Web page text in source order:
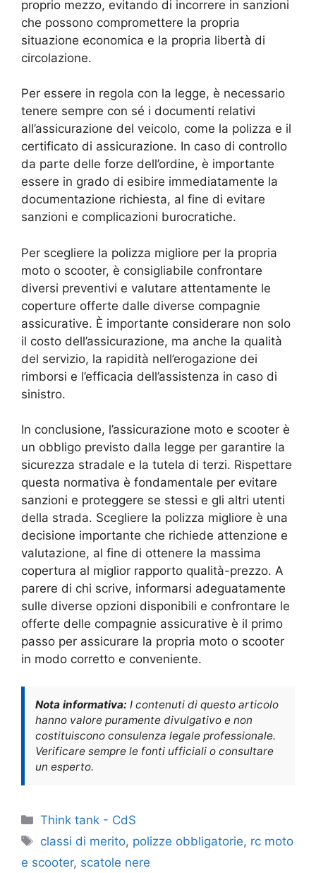
proprio mezzo, evitando di incorrere in sanzioni
che possono compromettere la propria
situazione economica e la propria libertà di
circolazione.
Per essere in regola con la legge, è necessario
tenere sempre con sé i documenti relativi
all’assicurazione del veicolo, come la polizza e il
certificato di assicurazione. In caso di controllo
da parte delle forze dell’ordine, è importante
essere in grado di esibire immediatamente la
documentazione richiesta, al fine di evitare
sanzioni e complicazioni burocratiche.
Per scegliere la polizza migliore per la propria
moto o scooter, è consigliabile confrontare
diversi preventivi e valutare attentamente le
coperture offerte dalle diverse compagnie
assicurative. È importante considerare non solo
il costo dell’assicurazione, ma anche la qualità
del servizio, la rapidità nell’erogazione dei
rimborsi e l’efficacia dell’assistenza in caso di
sinistro.
In conclusione, l’assicurazione moto e scooter è
un obbligo previsto dalla legge per garantire la
sicurezza stradale e la tutela di terzi. Rispettare
questa normativa è fondamentale per evitare
sanzioni e proteggere se stessi e gli altri utenti
della strada. Scegliere la polizza migliore è una
decisione importante che richiede attenzione e
valutazione, al fine di ottenere la massima
copertura al miglior rapporto qualità-prezzo. A
parere di chi scrive, informarsi adeguatamente
sulle diverse opzioni disponibili e confrontare le
offerte delle compagnie assicurative è il primo
passo per assicurare la propria moto o scooter
in modo corretto e conveniente.
Nota informativa: I contenuti di questo articolo
hanno valore puramente divulgativo e non
costituiscono consulenza legale professionale.
Verificare sempre le fonti ufficiali o consultare
un esperto.
Categorie
Think tank - CdS
Tag
classi di merito, polizze obbligatorie, rc moto
e scooter, scatole nere